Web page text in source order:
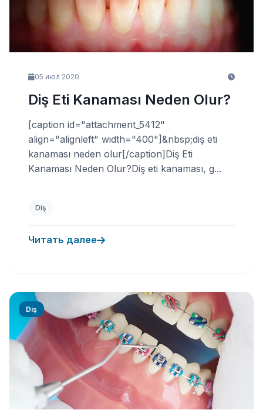
05 июл 2020
Diş Eti Kanaması Neden Olur?
[caption id="attachment_5412"
align="alignleft" width="400"]&nbsp;diş eti
kanaması neden olur[/caption]Diş Eti
Kanaması Neden Olur?Diş eti kanaması, g...
Diş
Читать далее
Diş